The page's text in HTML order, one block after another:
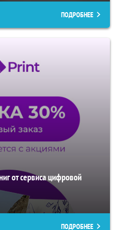
ПОДРОБНЕЕ
от сервиса цифровой
ПОДРОБНЕЕ